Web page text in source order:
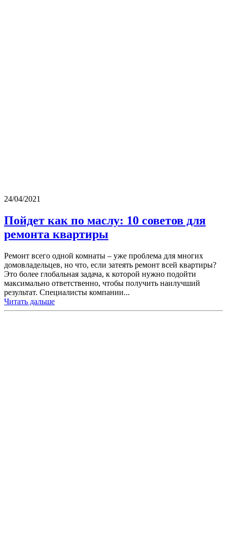
24/04/2021
Пойдет как по маслу: 10 советов для
ремонта квартиры
Ремонт всего одной комнаты – уже проблема для многих
домовладельцев, но что, если затеять ремонт всей квартиры?
Это более глобальная задача, к которой нужно подойти
максимально ответственно, чтобы получить наилучший
результат. Специалисты компании...
Читать дальше